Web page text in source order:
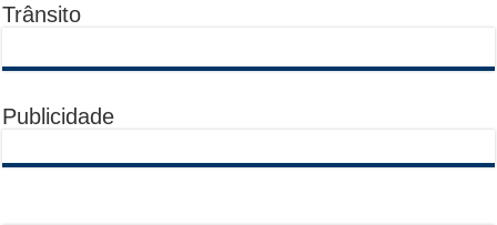
Trânsito
Publicidade